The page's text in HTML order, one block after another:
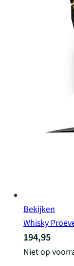
Bekijken
Whisky
194,95
Niet op